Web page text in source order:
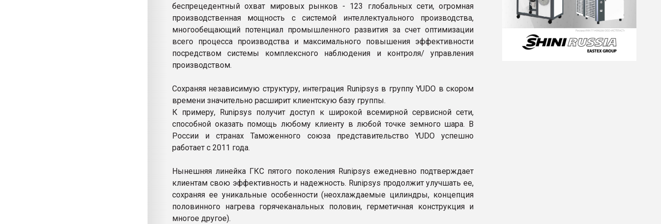
беспрецедентный охват мировых рынков - 123 глобальных сети, огромная
производственная мощность с системой интеллектуального производства,
многообещающий потенциал промышленного развития за счет оптимизации
всего процесса производства и максимального повышения эффективности
посредством системы комплексного наблюдения и контроля/ управления
производством.
Сохраняя независимую структуру, интеграция Runipsys в группу YUDO в скором
времени значительно расширит клиентскую базу группы.
К примеру, Runipsys получит доступ к широкой всемирной сервисной сети,
способной оказать помощь любому клиенту в любой точке земного шара. В
России и странах Таможенного союза представительство YUDO успешно
работает с 2011 года.
Нынешняя линейка ГКС пятого поколения Runipsys ежедневно подтверждает
клиентам свою эффективность и надежность. Runipsys продолжит улучшать ее,
сохраняя ее уникальные особенности (неохлаждаемые цилиндры, концепция
половинного нагрева горячеканальных половин, герметичная конструкция и
многое другое).